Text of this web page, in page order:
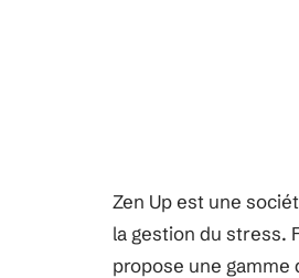
Zen Up est une
la gestion du stress.
propose une